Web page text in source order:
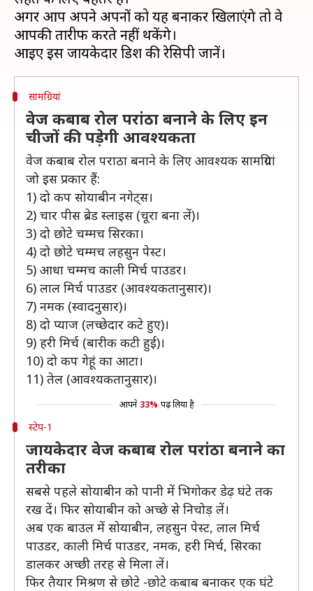
अगर आप अपने अपनों को यह बनाकर खिलाएंगे तो वे
आपकी तारीफ करते नहीं थकेंगे।
सामग्रियां
वेज कबाब रोल परांठा बनाने के लिए इन
चीजों की पड़ेगी आवश्यकता
वेज कबाब रोल पराठा बनाने के लिए आवश्यक सामग्रियां
जो इस प्रकार हैं:
1) दो कप सोयाबीन नगेट्स।
2) चार पीस ब्रेड स्लाइस (चूरा बना लें)।
3) दो छोटे चम्मच सिरका।
4) दो छोटे चम्मच लहसुन पेस्ट।
5) आधा चम्मच काली मिर्च पाउडर।
6) लाल मिर्च पाउडर (आवश्यकतानुसार)।
7) नमक (स्वादनुसार)।
8) दो प्याज (लच्छेदार कटे हुए)।
9) हरी मिर्च (बारीक कटी हुई)।
10) दो कप गेहूं का आटा।
11) तेल (आवश्यकतानुसार)।
आपने 33% पढ़ लिया है
स्टेप-1
जायकेदार वेज कबाब रोल परांठा बनाने का
तरीका
सबसे पहले सोयाबीन को पानी में भिगोकर डेढ़ घंटे तक
रख दें। फिर सोयाबीन को अच्छे से निचोड़ लें।
अब एक बाउल में सोयाबीन, लहसुन पेस्ट, लाल मिर्च
पाउडर, काली मिर्च पाउडर, नमक, हरी मिर्च, सिरका
डालकर अच्छी तरह से मिला लें।
फिर तैयार मिश्रण से छोटे -छोटे कबाब बनाकर एक घंटे